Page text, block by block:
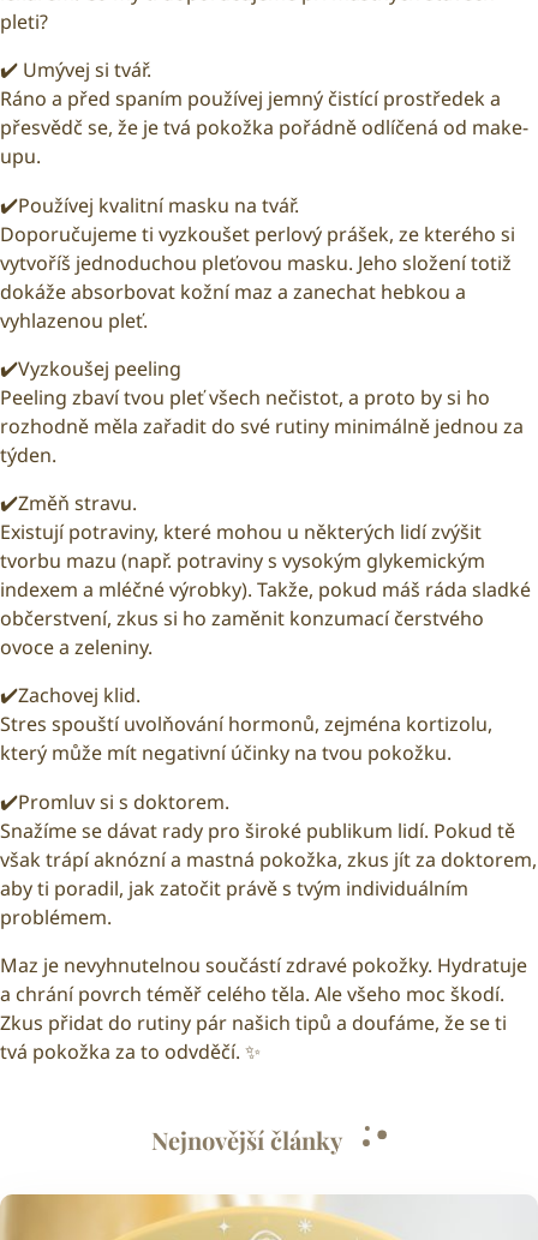
pleti?
✔️ Umývej si tvář.
Ráno a před spaním používej jemný čistící prostředek a
přesvědč se, že je tvá pokožka pořádně odlíčená od make-
upu.
✔️Používej kvalitní masku na tvář.
Doporučujeme ti vyzkoušet perlový prášek, ze kterého si
vytvoříš jednoduchou pleťovou masku. Jeho složení totiž
dokáže absorbovat kožní maz a zanechat hebkou a
vyhlazenou pleť.
✔️Vyzkoušej peeling
Peeling zbaví tvou pleť všech nečistot, a proto by si ho
rozhodně měla zařadit do své rutiny minimálně jednou za
týden.
✔️Změň stravu.
Existují potraviny, které mohou u některých lidí zvýšit
tvorbu mazu (např. potraviny s vysokým glykemickým
indexem a mléčné výrobky). Takže, pokud máš ráda sladké
občerstvení, zkus si ho zaměnit konzumací čerstvého
ovoce a zeleniny.
✔️Zachovej klid.
Stres spouští uvolňování hormonů, zejména kortizolu,
který může mít negativní účinky na tvou pokožku.
✔️Promluv si s doktorem.
Snažíme se dávat rady pro široké publikum lidí. Pokud tě
však trápí aknózní a mastná pokožka, zkus jít za doktorem,
aby ti poradil, jak zatočit právě s tvým individuálním
problémem.
Maz je nevyhnutelnou součástí zdravé pokožky. Hydratuje
a chrání povrch téměř celého těla. Ale všeho moc škodí.
Zkus přidat do rutiny pár našich tipů a doufáme, že se ti
tvá pokožka za to odvděčí. ✨
Nejnovější články